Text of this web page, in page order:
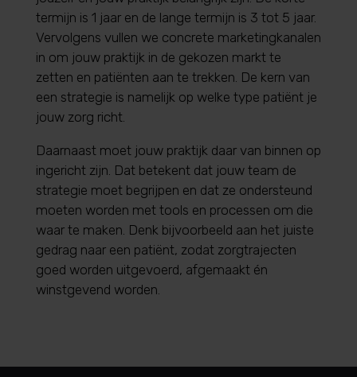
termijn is 1 jaar en de lange termijn is 3 tot 5 jaar.
Vervolgens vullen we concrete marketingkanalen
in om jouw praktijk in de gekozen markt te
zetten en patiënten aan te trekken. De kern van
een strategie is namelijk op welke type patiënt je
jouw zorg richt.
Daarnaast moet jouw praktijk daar van binnen op
ingericht zijn. Dat betekent dat jouw team de
strategie moet begrijpen en dat ze ondersteund
moeten worden met tools en processen om die
waar te maken. Denk bijvoorbeeld aan het juiste
gedrag naar een patiënt, zodat zorgtrajecten
goed worden uitgevoerd, afgemaakt én
winstgevend worden.